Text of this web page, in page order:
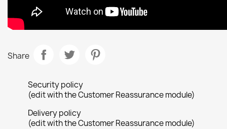
Share
Security policy
(edit with the Customer Reassurance module)
Delivery policy
(edit with the Customer Reassurance module)